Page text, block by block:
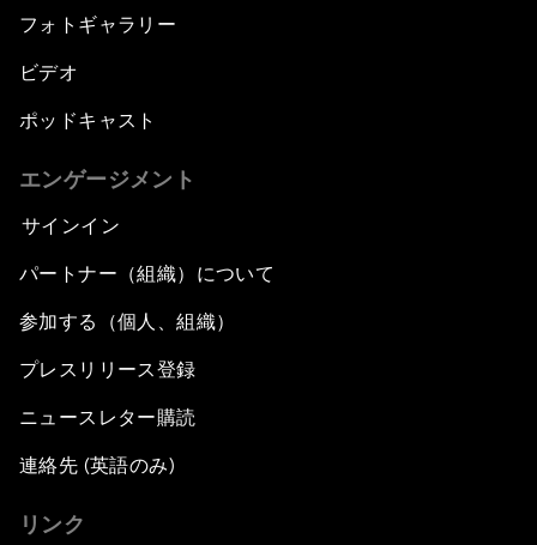
フォトギャラリー
ビデオ
ポッドキャスト
エンゲージメント
サインイン
パートナー（組織）について
参加する（個人、組織）
プレスリリース登録
ニュースレター購読
連絡先 (英語のみ)
リンク